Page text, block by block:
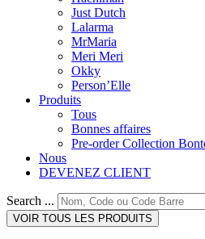
Just Dutch
Lalarma
MrMaria
Meri Meri
Okky
Person’Elle
Produits
Tous
Bonnes affaires
Pre-order Collection
Nous
DEVENEZ CLIENT
Search ...
VOIR TOUS LES PRODUITS